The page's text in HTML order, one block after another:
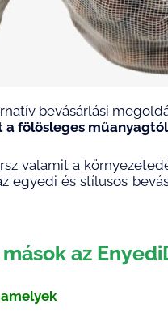
bevásárlási
fölösleges
valamit a
egyedi és stílusos
az